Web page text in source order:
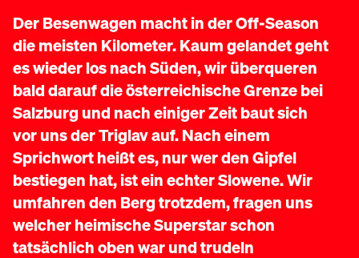
Der Besenwagen macht in der Off-Season
die meisten Kilometer. Kaum gelandet geht
es wieder los nach Süden, wir überqueren
bald darauf die österreichische Grenze bei
Salzburg und nach einiger Zeit baut sich
vor uns der Triglav auf. Nach einem
Sprichwort heißt es, nur wer den Gipfel
bestiegen hat, ist ein echter Slowene. Wir
umfahren den Berg trotzdem, fragen uns
welcher heimische Superstar schon
tatsächlich oben war und trudeln